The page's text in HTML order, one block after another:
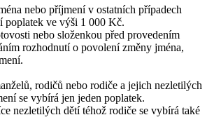
nebo příjmení v ostatních případech
poplatek ve výši 1 000 Kč.
nebo složenkou před provedením
rozhodnutí o povolení změny jména,
rodičů nebo rodiče a jejich nezletilých
se vybírá jen jeden poplatek.
nezletilých dětí téhož rodiče se vybírá také